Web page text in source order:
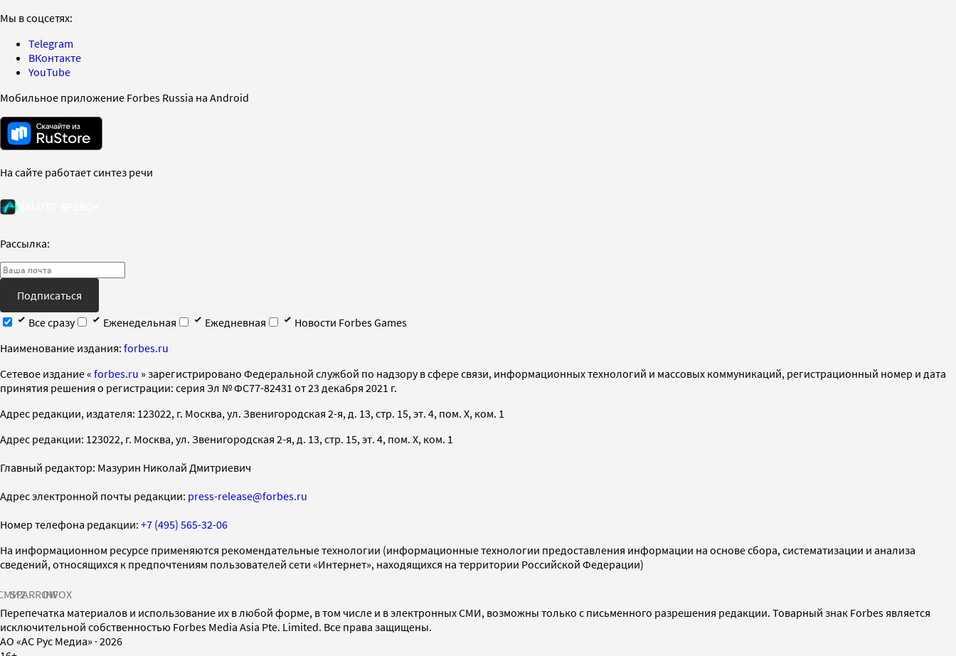
Мы в соцсетях:
Telegram
ВКонтакте
YouTube
Мобильное приложение Forbes Russia на Android
На сайте работает синтез речи
Рассылка:
Подписаться
Все сразу
Еженедельная Ежедневная
Новости Forbes Games
Наименование издания: forbes.ru
Cетевое издание « forbes.ru » зарегистрировано Федеральной службой по надзору в сфере связи, информационных технологий и массовых коммуникаций, регистрационный номер и дата
принятия решения о регистрации: серия Эл № ФС77-82431 от 23 декабря 2021 г.
Адрес редакции, издателя: 123022, г. Москва, ул. Звенигородская 2-я, д. 13, стр. 15, эт. 4, пом. X, ком. 1
Адрес редакции: 123022, г. Москва, ул. Звенигородская 2-я, д. 13, стр. 15, эт. 4, пом. X, ком. 1
Главный редактор: Мазурин Николай Дмитриевич
Адрес электронной почты редакции: press-release@forbes.ru
Номер телефона редакции: +7 (495) 565-32-06
На информационном ресурсе применяются рекомендательные технологии (информационные технологии предоставления информации на основе сбора, систематизации и анализа
сведений, относящихся к предпочтениям пользователей сети «Интернет», находящихся на территории Российской Федерации)
SPARROWINFOX
Перепечатка материалов и использование их в любой форме, в том числе и в электронных СМИ, возможны только с письменного разрешения редакции. Товарный знак Forbes является
исключительной собственностью Forbes Media Asia Pte. Limited. Все права защищены.
AO «АС Рус Медиа» · 2026